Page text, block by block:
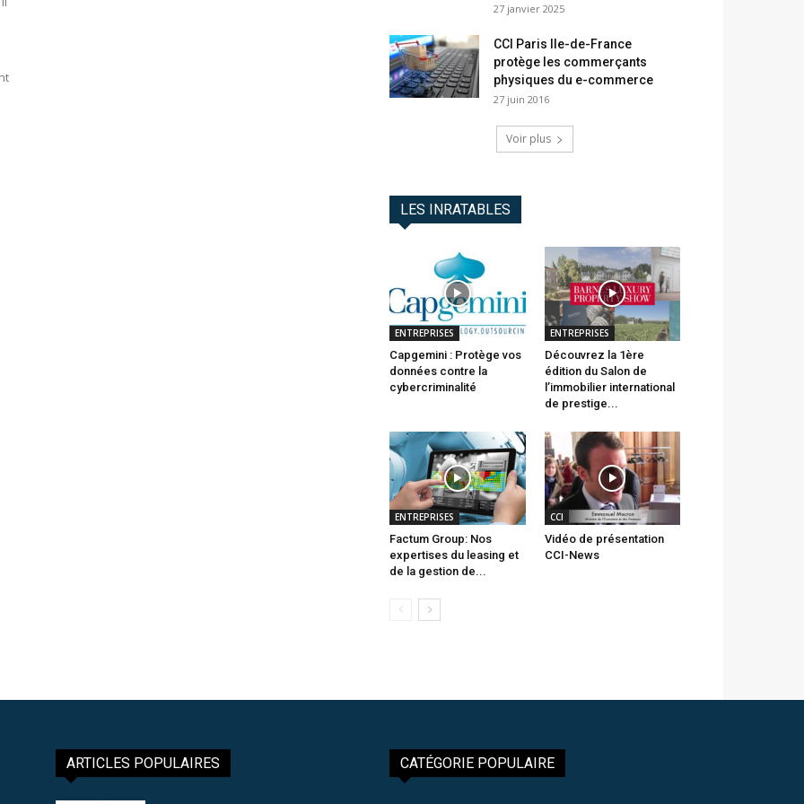
27 janvier 2025
CCI Paris Ile-de-France
protège les commerçants
physiques du e-commerce
27 juin 2016
Voir plus
LES INRATABLES
ENTREPRISES
Capgemini : Protège vos
données contre la
cybercriminalité
ENTREPRISES
Découvrez la 1ère
édition du Salon de
l’immobilier international
de prestige...
ENTREPRISES
Factum Group: Nos
expertises du leasing et
de la gestion de...
CCI
Vidéo de présentation
CCI-News
ARTICLES POPULAIRES CATÉGORIE POPULAIRE